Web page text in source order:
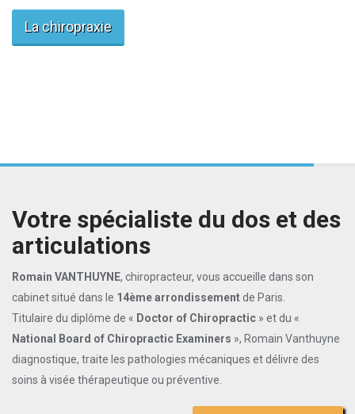
La chiropraxie
Votre spécialiste du dos et des
articulations
Romain VANTHUYNE, chiropracteur, vous accueille dans son
cabinet situé dans le 14ème arrondissementde Paris.
Titulaire du diplôme de « Doctor of Chiropractic » et du «
National Board of Chiropractic Examiners », Romain Vanthuyne
diagnostique, traite les pathologies mécaniques et délivre des
soins à visée thérapeutique ou préventive.